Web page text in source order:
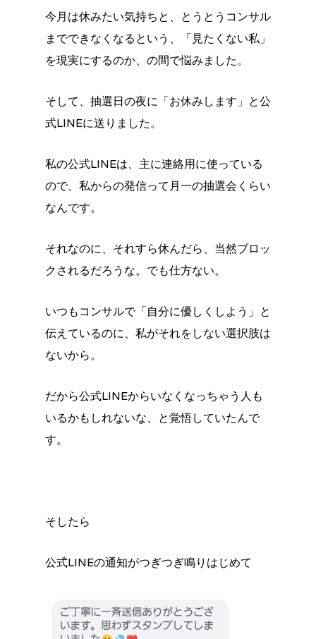
今月は休みたい気持ちと、とうとうコンサル
までできなくなるという、「見たくない私」
を現実にするのか、の間で悩みました。
そして、抽選日の夜に「お休みします」と公
式LINEに送りました。
私の公式LINEは、主に連絡用に使っている
ので、私からの発信って月一の抽選会くらい
なんです。
それなのに、それすら休んだら、当然ブロッ
クされるだろうな。でも仕方ない。
いつもコンサルで「自分に優しくしよう」と
伝えているのに、私がそれをしない選択肢は
ないから。
だから公式LINEからいなくなっちゃう人も
いるかもしれないな、と覚悟していたんで
す。
そしたら
公式LINEの通知がつぎつぎ鳴りはじめて